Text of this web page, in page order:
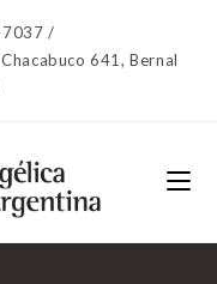
7037 /
641, Bernal